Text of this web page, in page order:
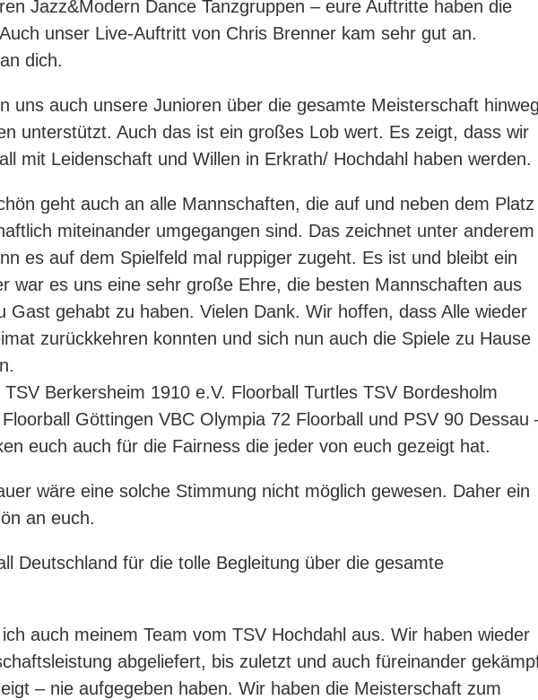
Jazz&Modern Dance Tanzgruppen – eure Auftritte haben die
unser Live-Auftritt von Chris Brenner kam sehr gut an.
dich.
uns auch unsere Junioren über die gesamte Meisterschaft
unterstützt. Auch das ist ein großes Lob wert. Es zeigt, dass wir
mit Leidenschaft und Willen in Erkrath/ Hochdahl haben werden.
geht auch an alle Mannschaften, die auf und neben dem Platz
miteinander umgegangen sind. Das zeichnet unter anderem
es auf dem Spielfeld mal ruppiger zugeht. Es ist und bleibt ein
war es uns eine sehr große Ehre, die besten Mannschaften aus
Gast gehabt zu haben. Vielen Dank. Wir hoffen, dass Alle wieder
zurückkehren konnten und sich nun auch die Spiele zu Hause
Berkersheim 1910 e.V. Floorball Turtles TSV Bordesholm
Floorball Göttingen VBC Olympia 72 Floorball und PSV 90 Dessau
euch auch für die Fairness die jeder von euch gezeigt hat.
wäre eine solche Stimmung nicht möglich gewesen. Daher ein
an euch.
Deutschland für die tolle Begleitung über die gesamte
auch meinem Team vom TSV Hochdahl aus. Wir haben wieder
abgeliefert, bis zuletzt und auch füreinander
– nie aufgegeben haben. Wir haben die Meisterschaft zum